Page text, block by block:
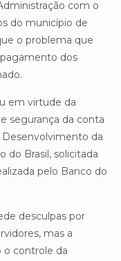
com o
do município de
o problema que
dos
em virtude da
segurança da conta
da
do Brasil, solicitada
pelo Banco do
desculpas por
mas a
o controle da